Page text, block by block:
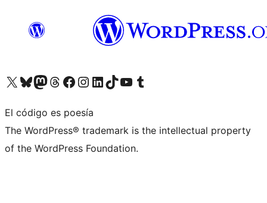
Visita nuestra cuenta de X (anteriormente Twitter)
Visita nuestra cuenta de Bluesky
Visita nuestra cuenta de Mastodon
Visita nuestra cuenta de Threads
Visita nuestra página de Facebook
Visita nuestra cuenta de Instagram
Visita nuestra cuenta de LinkedIn
Visita nuestra cuenta de TikTok
Visita nuestro canal de YouTube
Visita nuestra cuenta de Tumblr
El código es poesía
The WordPress® trademark is the intellectual property
of the WordPress Foundation.